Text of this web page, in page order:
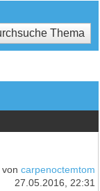
von carpenoctemtom
27.05.2016, 22:31